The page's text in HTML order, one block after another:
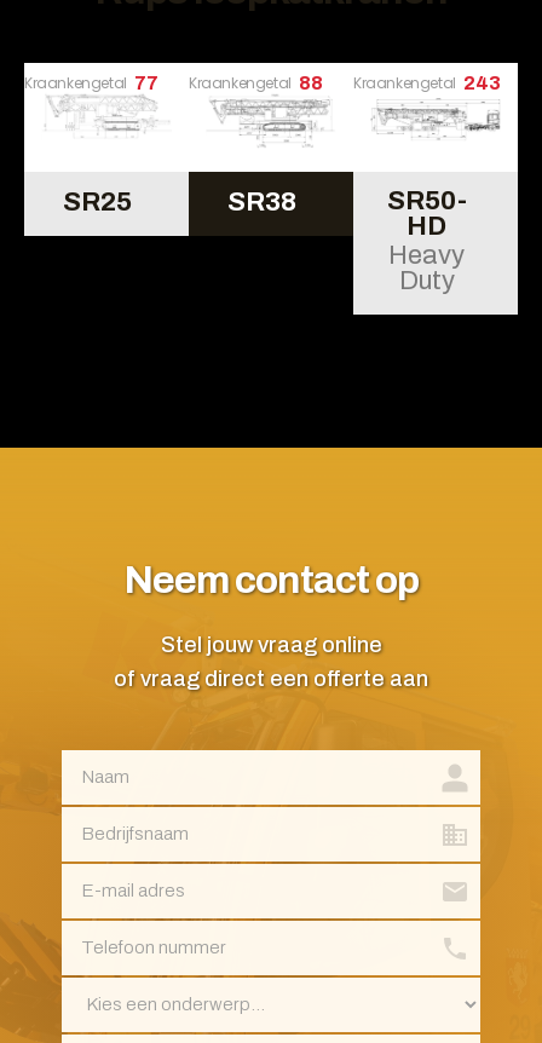
Kraankengetal 77
SR25
Kraankengetal 88
SR38
Kraankengetal 243
SR50-
HD
Heavy
Duty
Neem contact op
Stel jouw vraag online
of vraag direct een offerte aan